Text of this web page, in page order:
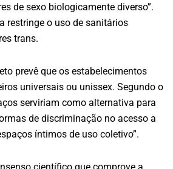
de sexo biologicamente diverso”.
restringe o uso de sanitários
trans.
prevê que os estabelecimentos
universais ou unissex. Segundo o
serviriam como alternativa para
de discriminação no acesso a
íntimos de uso coletivo”.
científico que comprove a